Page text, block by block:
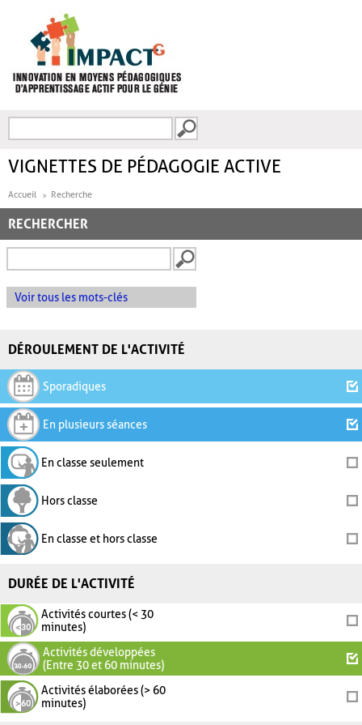
FORMULAIRE DE
VIGNETTES DE PÉDAGOGIE ACTIVE
Accueil Recherche
RECHERCHER
Voir tous les mots-clés
DÉROULEMENT DE L'ACTIVITÉ
Sporadiques
En plusieurs séances
En classe seulement
Hors classe
En classe et hors classe
DURÉE DE L'ACTIVITÉ
Activités courtes (< 30
minutes)
Activités développées
(Entre 30 et 60 minutes)
Activités élaborées (> 60
minutes)